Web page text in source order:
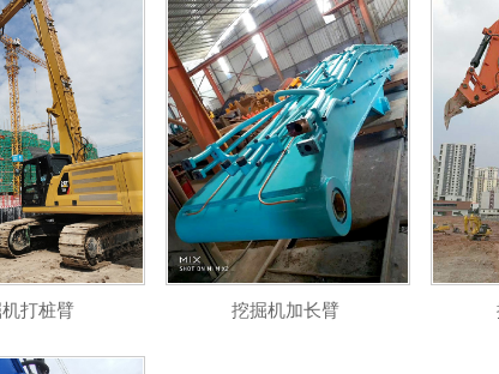
打桩臂 挖掘机加长臂